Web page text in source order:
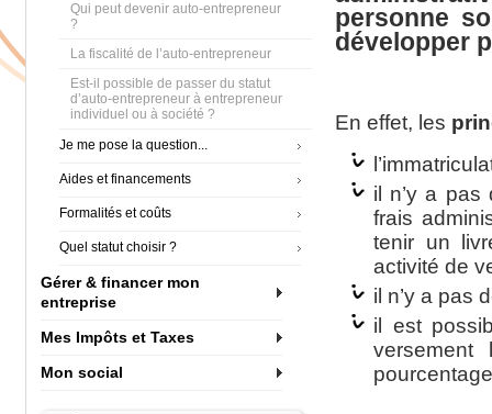
Qui peut devenir auto-entrepreneur
?
La fiscalité de l’auto-entrepreneur
Est-il possible de passer du statut
d’auto-entrepreneur à entrepreneur
individuel ou à société ?
Je me pose la question...
Aides et financements
Formalités et coûts
Quel statut choisir ?
Gérer & financer mon
entreprise
Mes Impôts et Taxes
Mon social
personne
développer
En effet, les
il n’y a
frais
tenir un
activité de
il n’y a pas
il est
versement